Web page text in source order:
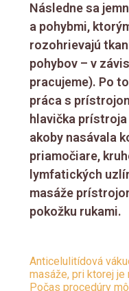
Následne sa
a pohybmi,
rozohrievajú
pohybov – v
pracujeme). Po
práca s
hlavička
akoby nasávala
priamočiare,
lymfatických
masáže
pokožku rukami.
Anticelulitídová
masáže, pri ktorej
Počas procedúry